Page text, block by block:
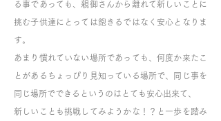
る事であっても、親御さんから離れて新しいことに
挑む子供達にとっては飽きるではなく安心となりま
す。
あまり慣れていない場所であっても、何度か来たこ
とがあるちょっぴり見知っている場所で、同じ事を
同じ場所でできるというのはとても安心出来て、
新しいことも挑戦してみようかな！？と一歩を踏み